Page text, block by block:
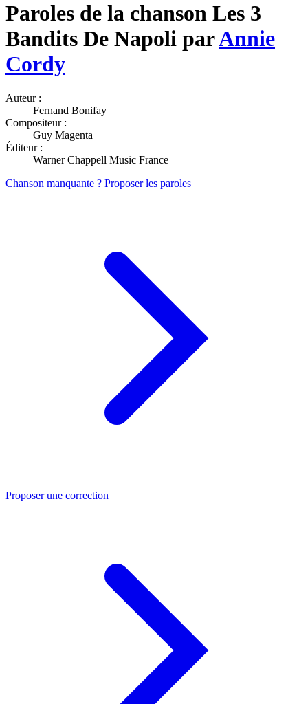
Paroles de la chanson Les 3
Bandits De Napoli parAnnie
Cordy
Auteur :
Fernand Bonifay
Compositeur :
Guy Magenta
Éditeur :
Warner Chappell Music France
Chanson manquante ? Proposer les paroles
Proposer une correction